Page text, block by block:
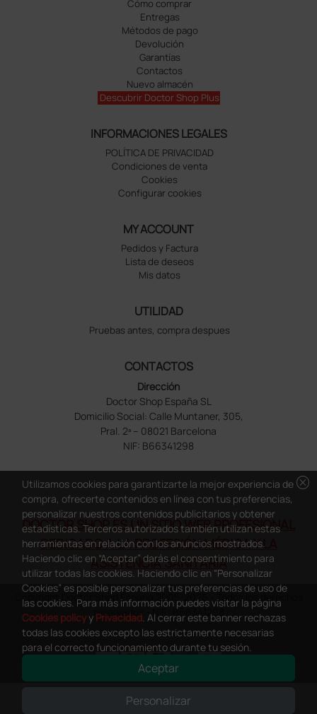
Cómo comprar
Entregas
Métodos de pago
Devolución
Garantías
Contactos
Nuevo almacén
Descubrir Doctor Shop Plus
INFORMACIONES LEGALES
POLÍTICA DE PRIVACIDAD
Condiciones de venta
Cookies
Configurar cookies
MY ACCOUNT
Pedidos y Factura
Lista de deseos
Mis datos
UTILIDAD
Pruebas antes, compra despues
CONTACTOS
Dirección
Doctor Shop España SL
Domicilio Social: Calle Muntaner, 305,
Pral. 2ª – 08021 Barcelona
NIF: B66341298
DOCTOR SHOP ES UN SITIO WEB PROFESIONAL
DEDICADO A LA PROFESIÓN MÉDICA Y LA
ASISTENCIA SANITARIA
Copyright Doctor Shop España 2005-2026 - Todos los derechos
reservados - NIF.: B66341298
This site is protected by reCAPTCHA and the Google
cancel
Utilizamos cookies para garantizarte la mejor experiencia de
compra, ofrecerte contenidos en línea con tus preferencias,
personalizar nuestros contenidos publicitarios y obtener
estadísticas. Terceros autorizados también utilizan estas
herramientas en relación con los anuncios mostrados.
Haciendo clic en “Aceptar” darás el consentimiento para
utilizar todas las cookies. Haciendo clic en “Personalizar
Cookies” es posible personalizar tus preferencias de uso de
las cookies. Para más información puedes visitar la página
Cookies policyy Privacidad. Al cerrar este banner rechazas
todas las cookies excepto las estrictamente necesarias
para el correcto funcionamiento durante tu sesión.
Aceptar
Personalizar